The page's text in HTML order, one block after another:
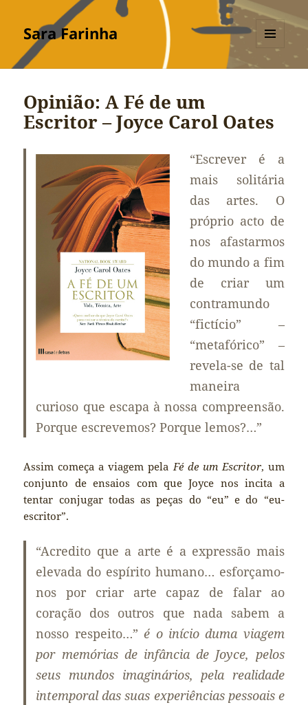
Sara Farinha
MENU
Opinião: A Fé de um
Escritor – Joyce Carol Oates
“Escrever é a
mais solitária
das artes. O
próprio acto de
nos afastarmos
do mundo a fim
de criar um
contramundo
“fictício” –
“metafórico” –
revela-se de tal
maneira
curioso que escapa à nossa compreensão.
Porque escrevemos? Porque lemos?…”
Assim começa a viagem pelaFé de um Escritor, um
conjunto de ensaios com que Joyce nos incita a
tentar conjugar todas as peças do “eu” e do “eu-
escritor”.
“Acredito que a arte é a expressão mais
elevada do espírito humano… esforçamo-
nos por criar arte capaz de falar ao
coração dos outros que nada sabem a
nosso respeito…”é o início duma viagem
por memórias de infância de Joyce, pelos
seus mundos imaginários, pela realidade
intemporal das suas experiências pessoais e